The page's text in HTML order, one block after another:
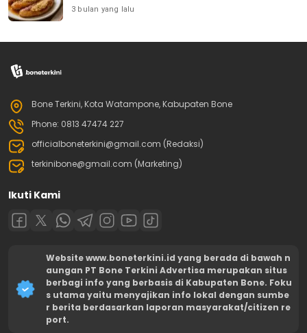
3 bulan yang lalu
Bone Terkini, Kota Watampone, Kabupaten Bone
Phone: 0813 47474 227
officialboneterkini@gmail.com (Redaksi)
terkinibone@gmail.com (Marketing)
Ikuti Kami
Website www.boneterkini.id yang berada di bawah n
aungan PT Bone Terkini Advertisa merupakan situs
berbagi info yang berbasis di Kabupaten Bone. Foku
s utama yaitu menyajikan info lokal dengan sumbe
r berita berdasarkan laporan masyarakat/citizen re
port.